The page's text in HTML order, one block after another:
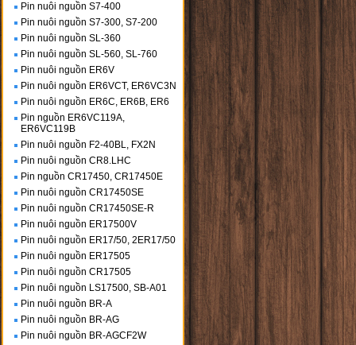
Pin nuôi nguồn S7-400
Pin nuôi nguồn S7-300, S7-200
Pin nuôi nguồn SL-360
Pin nuôi nguồn SL-560, SL-760
Pin nuôi nguồn ER6V
Pin nuôi nguồn ER6VCT, ER6VC3N
Pin nuôi nguồn ER6C, ER6B, ER6
Pin nguồn ER6VC119A,
ER6VC119B
Pin nuôi nguồn F2-40BL, FX2N
Pin nuôi nguồn CR8.LHC
Pin nguồn CR17450, CR17450E
Pin nuôi nguồn CR17450SE
Pin nuôi nguồn CR17450SE-R
Pin nuôi nguồn ER17500V
Pin nuôi nguồn ER17/50, 2ER17/50
Pin nuôi nguồn ER17505
Pin nuôi nguồn CR17505
Pin nuôi nguồn LS17500, SB-A01
Pin nuôi nguồn BR-A
Pin nuôi nguồn BR-AG
Pin nuôi nguồn BR-AGCF2W